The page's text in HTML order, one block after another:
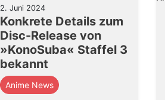
2. Juni 2024
Konkrete Details zum
Disc-Release von
»KonoSuba« Staffel 3
bekannt
Anime News